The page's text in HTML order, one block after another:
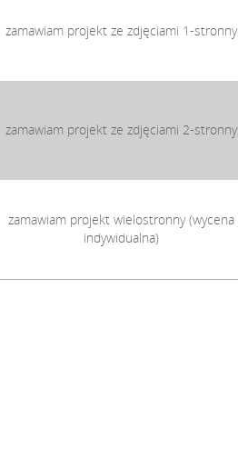
zamawiam projekt ze zdjęciami 1-stronny
zamawiam projekt ze zdjęciami 2-stronny
zamawiam projekt wielostronny (wycena
indywidualna)